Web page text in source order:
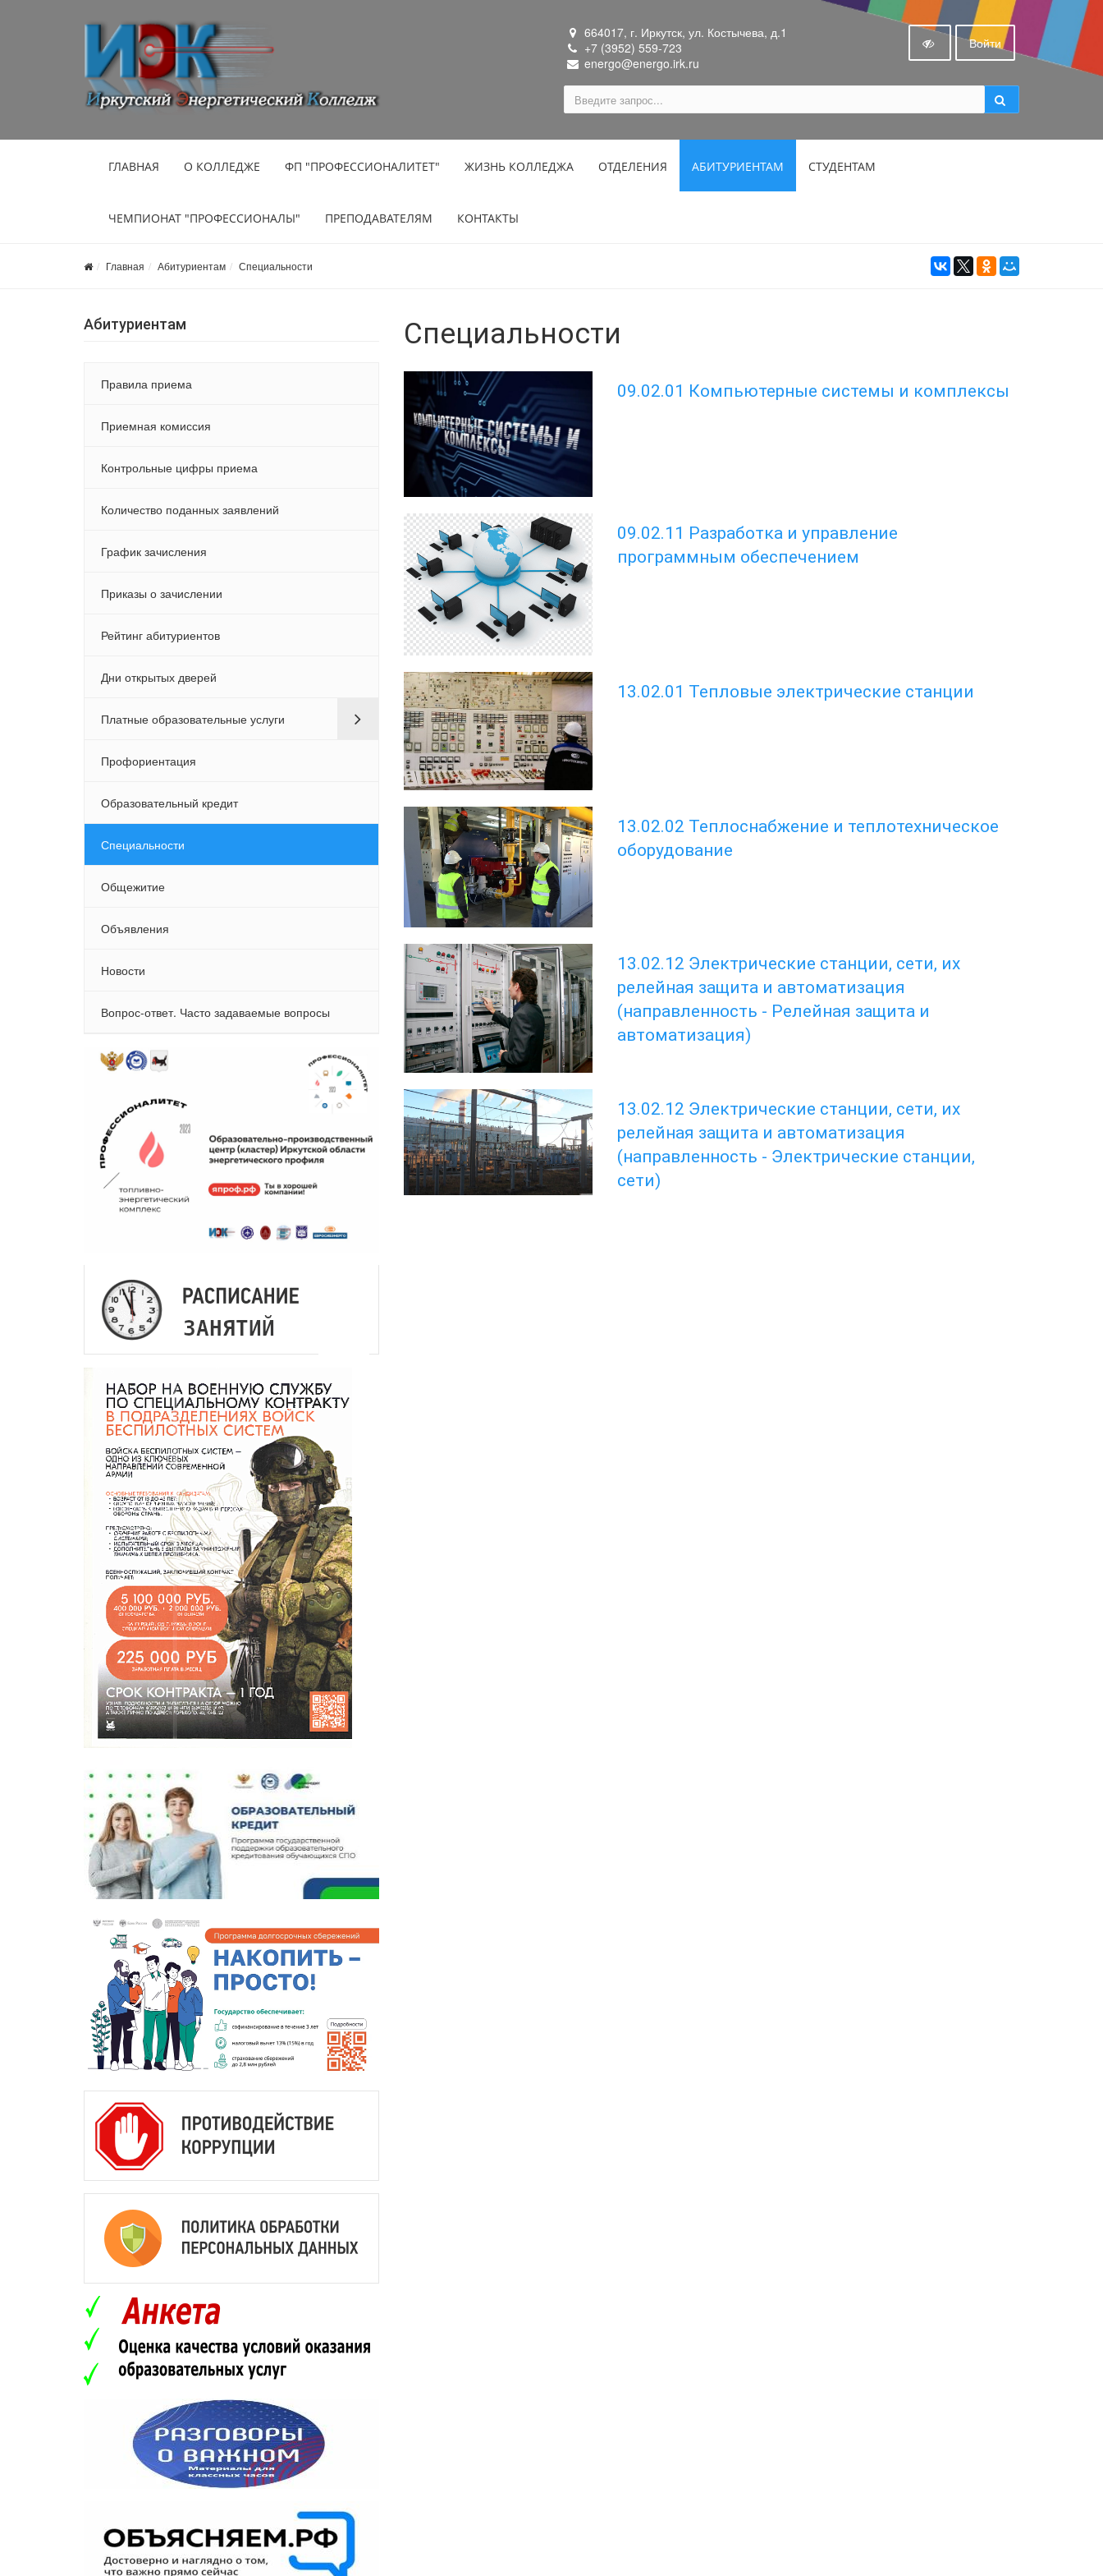
664017, г. Иркутск, ул. Костычева, д.1
+7 (3952) 559-723
energo@energo.irk.ru
Войти
ГЛАВНАЯ О КОЛЛЕДЖЕ ФП "ПРОФЕССИОНАЛИТЕТ" ЖИЗНЬ КОЛЛЕДЖА ОТДЕЛЕНИЯ АБИТУРИЕНТАМ СТУДЕНТАМ
ЧЕМПИОНАТ "ПРОФЕССИОНАЛЫ" ПРЕПОДАВАТЕЛЯМ КОНТАКТЫ
Главная Абитуриентам Специальности
Абитуриентам
Правила приема
Приемная комиссия
Контрольные цифры приема
Количество поданных заявлений
График зачисления
Приказы о зачислении
Рейтинг абитуриентов
Дни открытых дверей
Платные образовательные услуги
Профориентация
Образовательный кредит
Специальности
Общежитие
Объявления
Новости
Вопрос-ответ. Часто задаваемые вопросы
Специальности
09.02.01 Компьютерные системы и комплексы
09.02.11 Разработка и управление
программным обеспечением
13.02.01 Тепловые электрические станции
13.02.02 Теплоснабжение и теплотехническое
оборудование
13.02.12 Электрические станции, сети, их
релейная защита и автоматизация
(направленность - Релейная защита и
автоматизация)
13.02.12 Электрические станции, сети, их
релейная защита и автоматизация
(направленность - Электрические станции,
сети)